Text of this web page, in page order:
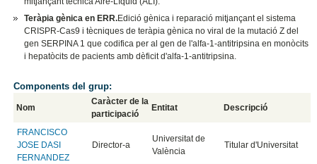
Teràpia gènica en ERR.Edició gènica i reparació mitjançant el sistema
CRISPR-Cas9 i tècniques de teràpia gènica no viral de la mutació Z del
gen SERPINA 1 que codifica per al gen de l'alfa-1-antitripsina en monòcits
i hepatòcits de pacients amb dèficit d'alfa-1-antitripsina.
Components del grup:
Nom
Caràcter de la
participació
Entitat Descripció
FRANCISCO
JOSE DASI
FERNANDEZ
Director-a
Universitat de
València
Titular d'Universitat